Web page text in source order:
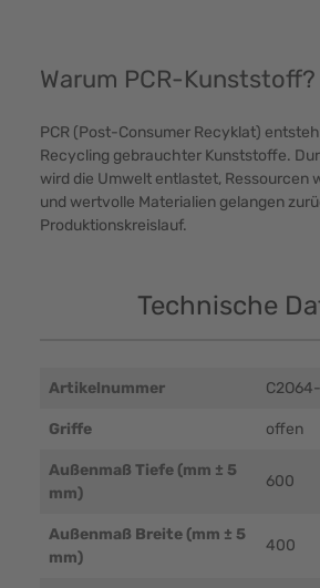
Warum PCR-Kunststoff?
PCR (Post-Consumer Recyklat)
Recycling gebrauchter Kunststoffe.
wird die Umwelt entlastet, Ressourcen
und wertvolle Materialien gelangen
Produktionskreislauf.
Technische
Artikelnummer
Griffe offen
Außenmaß Tiefe (mm ± 5
mm)
600
Außenmaß Breite (mm ± 5
mm)
400